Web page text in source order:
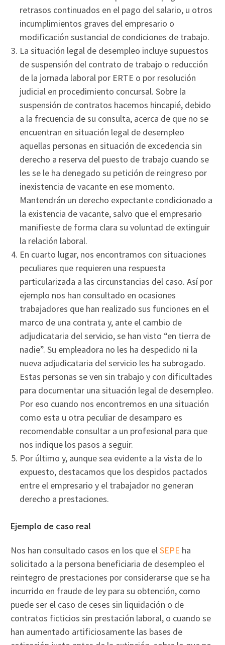
retrasos continuados en el pago del salario, u otros
incumplimientos graves del empresario o
modificación sustancial de condiciones de trabajo.
La situación legal de desempleo incluye supuestos
de suspensión del contrato de trabajo o reducción
de la jornada laboral por ERTE o por resolución
judicial en procedimiento concursal. Sobre la
suspensión de contratos hacemos hincapié, debido
a la frecuencia de su consulta, acerca de que no se
encuentran en situación legal de desempleo
aquellas personas en situación de excedencia sin
derecho a reserva del puesto de trabajo cuando se
les se le ha denegado su petición de reingreso por
inexistencia de vacante en ese momento.
Mantendrán un derecho expectante condicionado a
la existencia de vacante, salvo que el empresario
manifieste de forma clara su voluntad de extinguir
la relación laboral.
En cuarto lugar, nos encontramos con situaciones
peculiares que requieren una respuesta
particularizada a las circunstancias del caso. Así por
ejemplo nos han consultado en ocasiones
trabajadores que han realizado sus funciones en el
marco de una contrata y, ante el cambio de
adjudicataria del servicio, se han visto “en tierra de
nadie”. Su empleadora no les ha despedido ni la
nueva adjudicataria del servicio les ha subrogado.
Estas personas se ven sin trabajo y con dificultades
para documentar una situación legal de desempleo.
Por eso cuando nos encontremos en una situación
como esta u otra peculiar de desamparo es
recomendable consultar a un profesional para que
nos indique los pasos a seguir.
Por último y, aunque sea evidente a la vista de lo
expuesto, destacamos que los despidos pactados
entre el empresario y el trabajador no generan
derecho a prestaciones.
Ejemplo de caso real
Nos han consultado casos en los que elSEPE ha
solicitado a la persona beneficiaria de desempleo el
reintegro de prestaciones por considerarse que se ha
incurrido en fraude de ley para su obtención, como
puede ser el caso de ceses sin liquidación o de
contratos ficticios sin prestación laboral, o cuando se
han aumentado artificiosamente las bases de